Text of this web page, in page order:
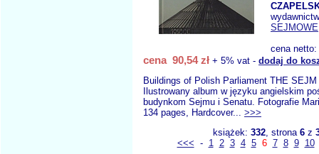
SEJMOWE
cena netto:
cena 90,54 zł + 5% vat - dodaj do
Buildings of Polish Parliament THE
Ilustrowany album w języku angielskim
budynkom Sejmu i Senatu. Fotografie
134 pages, Hardcover... >>>
książek: 332, strona 6z
<<< - 1 2 3 4 5 6 7 8 9 10